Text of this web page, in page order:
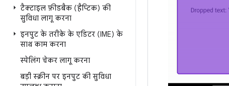
टैक्टाइल फ़ीडबैक (हैप्टिक) की
सुविधा लागू करना
इनपुट के तरीके के एडिटर (IME) के
साथ काम करना
स्पेलिंग चेकर लागू करना
बड़ी स्क्रीन पर इनपुट की सुविधा